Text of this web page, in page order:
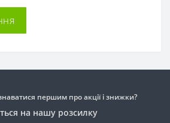
першим про акції і знижки?
на нашу розсилку